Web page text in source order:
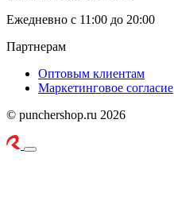
Ежедневно с 11:00 до 20:00
Партнерам
Оптовым клиентам
Маркетинговое согласие
© punchershop.ru 2026